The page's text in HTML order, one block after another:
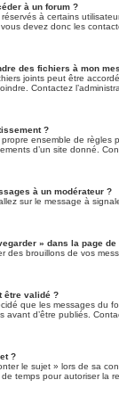
à un forum ?
à certains
devez donc les
des fichiers à mon
joints peut être
Contactez
?
ensemble de règles
d’un site donné.
à un modérateur ?
allez sur le message à
» dans la page
des brouillons de vos
être validé ?
que les messages du
d’être publiés.
?
le sujet » lors de sa
temps pour autoriser la